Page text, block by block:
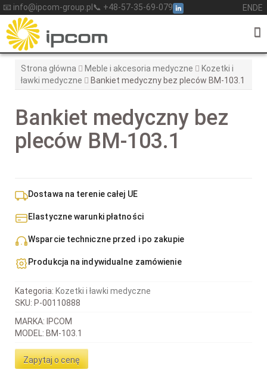
Skip
to
content
📧 info@ipcom-group.pl 📞 +48-57-35-69-079 EN DE
Strona główna Meble i akcesoria medyczne
Kozetki i
ławki medyczne
Bankiet medyczny bez pleców BM-103.1
Bankiet medyczny bez
pleców BM-103.1
MARKA: IPCOM
MODEL: BM-103.1
Zapytaj o cenę
Dostawa na terenie całej UE
Elastyczne warunki płatności
Wsparcie techniczne przed i po zakupie
Produkcja na indywidualne zamówienie
SKU: P-00110888
Kategoria: Kozetki i ławki medyczne